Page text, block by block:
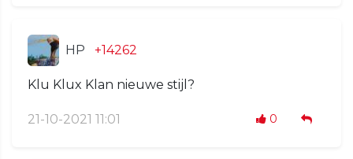
HP +14262
Klu Klux Klan nieuwe stijl?
21-10-2021 11:01 0